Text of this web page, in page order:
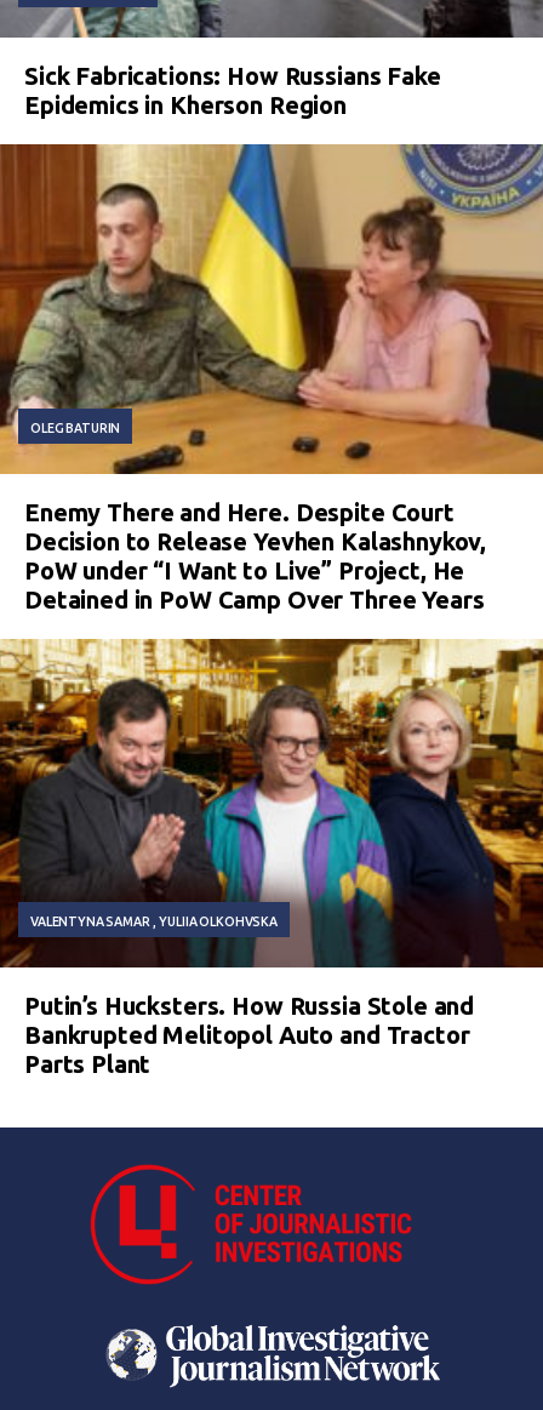
Sick Fabrications: How Russians Fake
Epidemics in Kherson Region
OLEG BATURIN
Enemy There and Here. Despite Court
Decision to Release Yevhen Kalashnykov,
PoW under “I Want to Live” Project, He
Detained in PoW Camp Over Three Years
VALENTYNA SAMAR YULIIA OLKOHVSKA
Putin’s Hucksters. How Russia Stole and
Bankrupted Melitopol Auto and Tractor
Parts Plant